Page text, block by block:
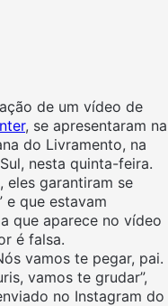
de um vídeo de
, se apresentaram na
do Livramento, na
nesta quinta-feira.
eles garantiram se
e que estavam
que aparece no vídeo
é falsa.
vamos te pegar, pai.
vamos te grudar”,
no Instagram do